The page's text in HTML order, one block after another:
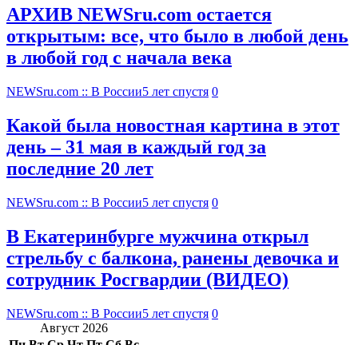
АРХИВ NEWSru.com остается
открытым: все, что было в любой день
в любой год с начала века
NEWSru.com :: В России5 лет спустя 0
Какой была новостная картина в этот
день – 31 мая в каждый год за
последние 20 лет
NEWSru.com :: В России5 лет спустя 0
В Екатеринбурге мужчина открыл
стрельбу с балкона, ранены девочка и
сотрудник Росгвардии (ВИДЕО)
NEWSru.com :: В России5 лет спустя 0
Август 2026